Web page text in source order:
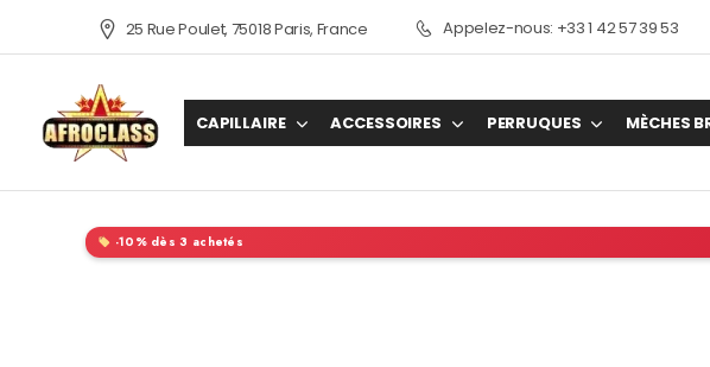
25 Rue Poulet, 75018 Paris, France Appelez-nous: +33 1 42 57 39 53
CAPILLAIRE ACCESSOIRES PERRUQUES MÈCHES
-10% dès 3 achetés